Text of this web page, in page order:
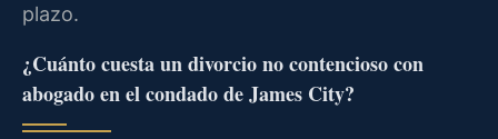
plazo.
¿Cuánto cuesta un divorcio no contencioso con
abogado en el condado de James City?